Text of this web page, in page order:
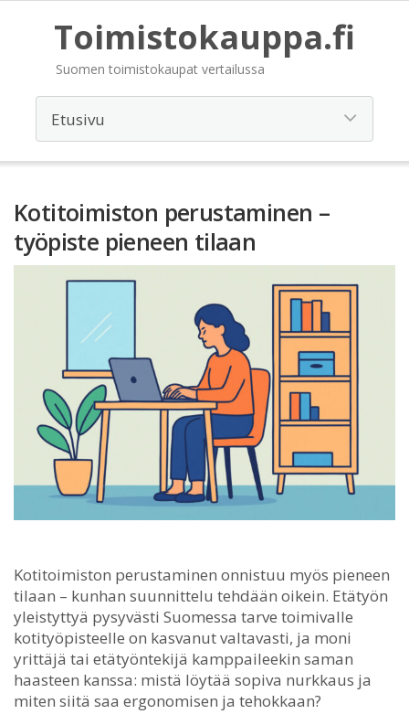
Toimistokauppa.fi
Suomen toimistokaupat vertailussa
Kotitoimiston perustaminen –
työpiste pieneen tilaan
Kotitoimiston perustaminen onnistuu myös pieneen
tilaan – kunhan suunnittelu tehdään oikein. Etätyön
yleistyttyä pysyvästi Suomessa tarve toimivalle
kotityöpisteelle on kasvanut valtavasti, ja moni
yrittäjä tai etätyöntekijä kamppaileekin saman
haasteen kanssa: mistä löytää sopiva nurkkaus ja
miten siitä saa ergonomisen ja tehokkaan?